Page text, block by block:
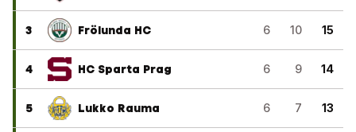
3 Frölunda HC 6 10 15
4 HC Sparta Prag 6 9 14
5 Lukko Rauma 6 7 13